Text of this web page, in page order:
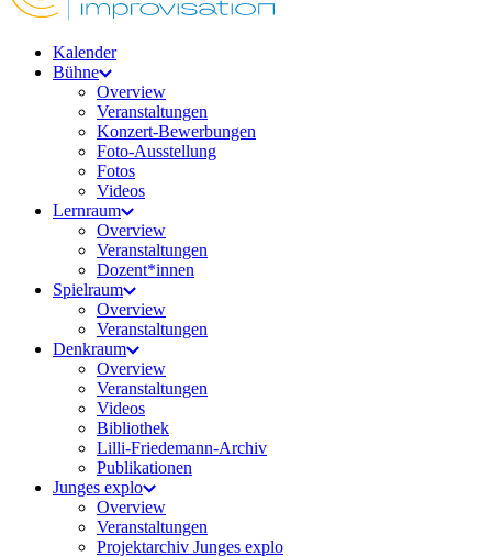
Kalender
Bühne
Overview
Veranstaltungen
Konzert-Bewerbungen
Foto-Ausstellung
Fotos
Videos
Lernraum
Overview
Veranstaltungen
Dozent*innen
Spielraum
Overview
Veranstaltungen
Denkraum
Overview
Veranstaltungen
Videos
Bibliothek
Lilli-Friedemann-Archiv
Publikationen
Junges explo
Overview
Veranstaltungen
Projektarchiv Junges explo